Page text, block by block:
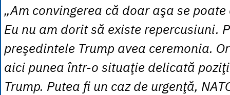
„Am convingerea că doar aşa se
Eu nu am dorit să existe repercusiuni.
preşedintele Trump avea ceremonia.
aici punea într-o situaţie delicată
Trump. Putea fi un caz de urgenţă,